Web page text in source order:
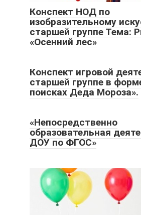
Конспект НОД по
изобразительному
старшей группе Тема:
«Осенний лес»
Конспект игровой
старшей группе в
поисках Деда Мороза».
«Непосредственно
образовательная
ДОУ по ФГОС»